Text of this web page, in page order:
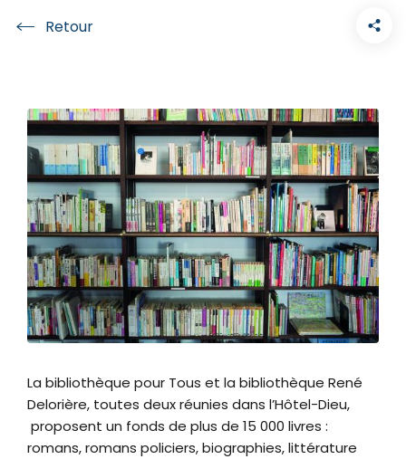
Accueil
La bibliothèque pour Tous et la bibliothèque René
Delorière, toutes deux réunies dans l’Hôtel-Dieu,
proposent un fonds de plus de 15 000 livres :
romans, romans policiers, biographies, littérature